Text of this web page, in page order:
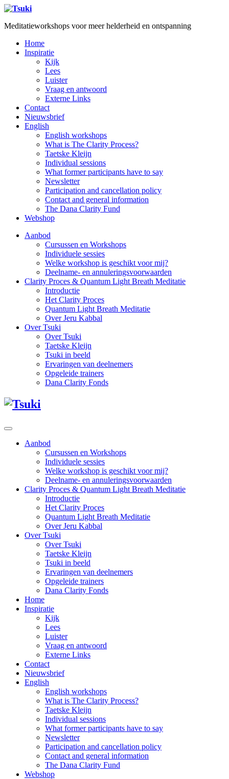
Meditatieworkshops voor meer helderheid en ontspanning
Home
Inspiratie
Kijk
Lees
Luister
Vraag en antwoord
Externe Links
Contact
Nieuwsbrief
English
English workshops
What is The Clarity Process?
Taetske Kleijn
Individual sessions
What former participants have to say
Newsletter
Participation and cancellation policy
Contact and general information
The Dana Clarity Fund
Webshop
Aanbod
Cursussen en Workshops
Individuele sessies
Welke workshop is geschikt voor mij?
Deelname- en annuleringsvoorwaarden
Clarity Proces & Quantum Light Breath Meditatie
Introductie
Het Clarity Proces
Quantum Light Breath Meditatie
Over Jeru Kabbal
Over Tsuki
Over Tsuki
Taetske Kleijn
Tsuki in beeld
Ervaringen van deelnemers
Opgeleide trainers
Dana Clarity Fonds
Aanbod
Cursussen en Workshops
Individuele sessies
Welke workshop is geschikt voor mij?
Deelname- en annuleringsvoorwaarden
Clarity Proces & Quantum Light Breath Meditatie
Introductie
Het Clarity Proces
Quantum Light Breath Meditatie
Over Jeru Kabbal
Over Tsuki
Over Tsuki
Taetske Kleijn
Tsuki in beeld
Ervaringen van deelnemers
Opgeleide trainers
Dana Clarity Fonds
Home
Inspiratie
Kijk
Lees
Luister
Vraag en antwoord
Externe Links
Contact
Nieuwsbrief
English
English workshops
What is The Clarity Process?
Taetske Kleijn
Individual sessions
What former participants have to say
Newsletter
Participation and cancellation policy
Contact and general information
The Dana Clarity Fund
Webshop